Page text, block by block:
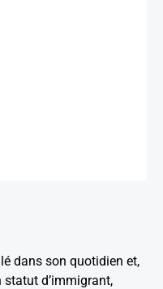
dans son quotidien et,
statut d’immigrant,